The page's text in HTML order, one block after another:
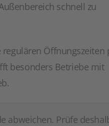
schnell zu
Öffnungszeiten
besonders Betriebe mit
abweichen. Prüfe